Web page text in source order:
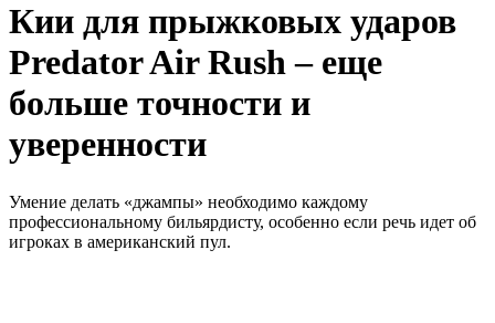
Кии для прыжковых ударов
Predator Air Rush – еще
больше точности и
уверенности
Умение делать «джампы» необходимо каждому
профессиональному бильярдисту, особенно если речь идет об
игроках в американский пул.